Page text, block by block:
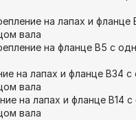
на лапах и
вала
на фланце В5 с
на лапах и фланце В34
вала
на лапах и фланце В14
вала